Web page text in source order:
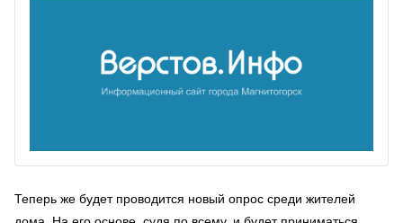
Теперь же будет проводится новый опрос среди жителей